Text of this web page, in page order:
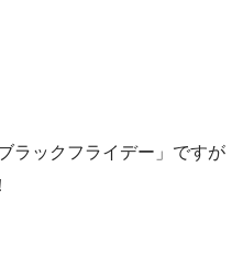
ラックフライデー」ですが